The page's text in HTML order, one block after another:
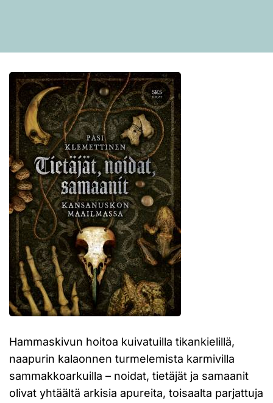
Hammaskivun hoitoa kuivatuilla tikankielillä,
naapurin kalaonnen turmelemista karmivilla
sammakkoarkuilla – noidat, tietäjät ja samaanit
olivat yhtäältä arkisia apureita, toisaalta parjattuja